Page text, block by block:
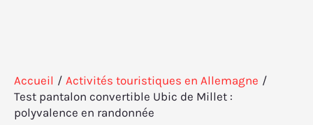
Accueil
Activités touristiques en Allemagne
Test pantalon convertible Ubic de Millet :
polyvalence en randonnée